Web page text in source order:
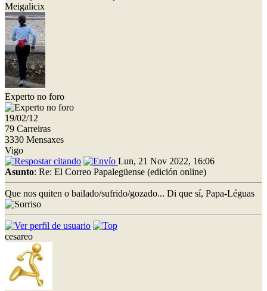
Meigalicix
Experto no foro
19/02/12
79 Carreiras
3330 Mensaxes
Vigo
Lun, 21 Nov 2022, 16:06
Asunto: Re: El Correo Papalegüense (edición online)
Que nos quiten o bailado/sufrido/gozado... Di que sí, Papa-Léguas
cesareo